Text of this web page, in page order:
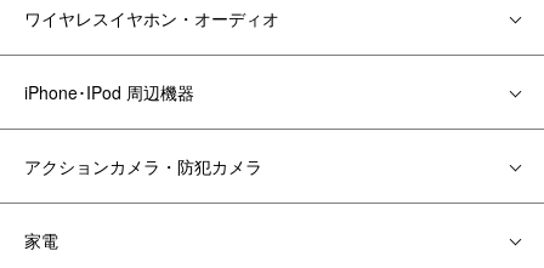
ワイヤレスイヤホン・オーディオ
iPhone･IPod 周辺機器
アクションカメラ・防犯カメラ
家電